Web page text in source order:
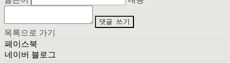
댓글 쓰기
목록으로 가기
페이스북
네이버 블로그